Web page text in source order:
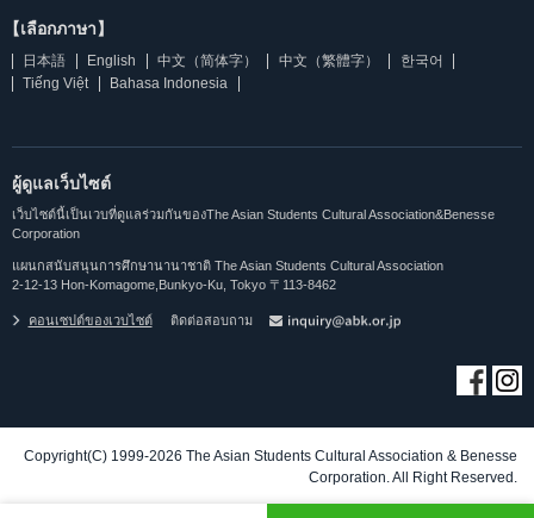
【เลือกภาษา】
日本語 English 中文（简体字） 中文（繁體字）
한국어
Tiếng Việt
Bahasa Indonesia
ผู้ดูแลเว็บไซต์
เว็บไซต์นี้เป็นเวบที่ดูแลร่วมกันของThe Asian Students Cultural Association&Benesse
Corporation
แผนกสนับสนุนการศึกษานานาชาติ The Asian Students Cultural Association
2-12-13 Hon-Komagome,Bunkyo-Ku, Tokyo 〒113-8462
คอนเซปต์ของเวบไซต์ ติดต่อสอบถาม
Copyright(C) 1999-2026 The Asian Students Cultural Association & Benesse
Corporation. All Right Reserved.